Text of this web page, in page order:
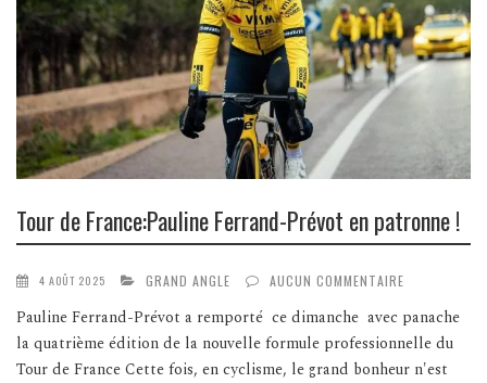
Tour de France:Pauline Ferrand-Prévot en patronne !
4 AOÛT 2025 GRAND ANGLE AUCUN COMMENTAIRE
Pauline Ferrand-Prévot a remporté ce dimanche avec panache
la quatrième édition de la nouvelle formule professionnelle du
Tour de France Cette fois, en cyclisme, le grand bonheur n'est